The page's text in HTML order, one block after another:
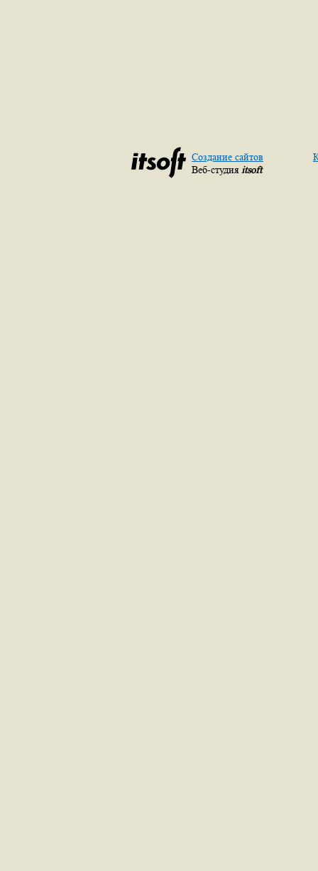
Создание сайтов
Веб-студия itsoft